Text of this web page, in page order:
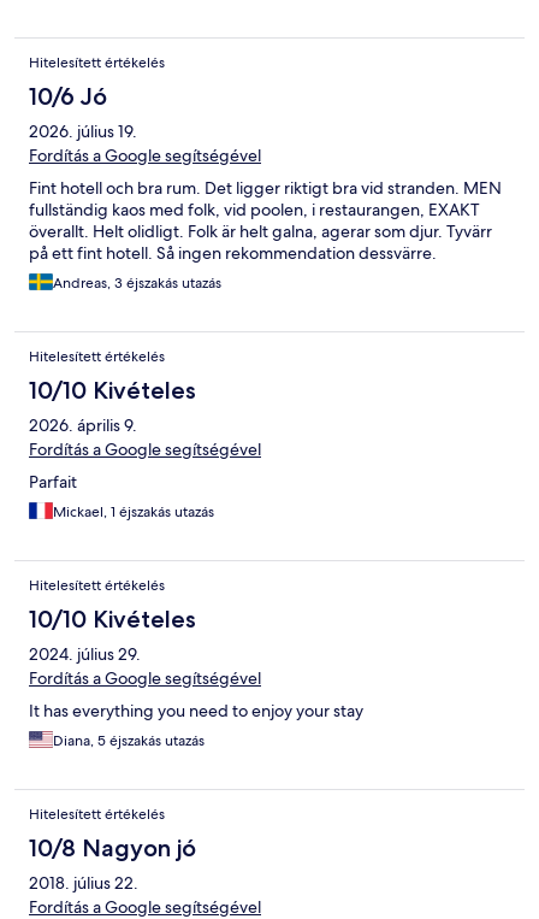
Hitelesített értékelés
10/6 Jó
2026. július 19.
Fordítás a Google segítségével
Fint hotell och bra rum. Det ligger riktigt bra vid stranden. MEN
fullständig kaos med folk, vid poolen, i restaurangen, EXAKT
överallt. Helt olidligt. Folk är helt galna, agerar som djur. Tyvärr
på ett fint hotell. Så ingen rekommendation dessvärre.
Andreas, 3 éjszakás utazás
Hitelesített értékelés
10/10 Kivételes
2026. április 9.
Fordítás a Google segítségével
Parfait
Mickael, 1 éjszakás utazás
Hitelesített értékelés
10/10 Kivételes
2024. július 29.
Fordítás a Google segítségével
It has everything you need to enjoy your stay
Diana, 5 éjszakás utazás
Hitelesített értékelés
10/8 Nagyon jó
2018. július 22.
Fordítás a Google segítségével